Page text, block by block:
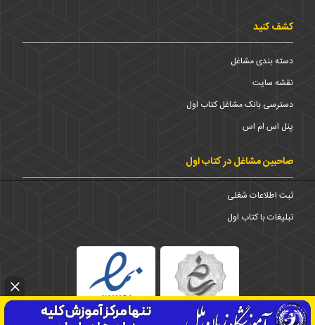
کشف کنید
دسته بندی مشاغل
نقشه سایت
دسترسی بانک مشاغل کتاب اول
پنل اس ام اس
صاحبین مشاغل در کتاب اول
ثبت اطلاعات شغلی
تبلیغات با کتاب اول